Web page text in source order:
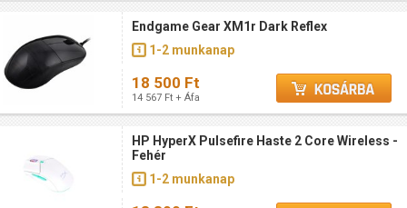
Endgame Gear XM1r Dark Reflex
1-2 munkanap
18 500 Ft
14 567 Ft + Áfa
HP HyperX Pulsefire Haste 2 Core Wireless -
Fehér
1-2 munkanap